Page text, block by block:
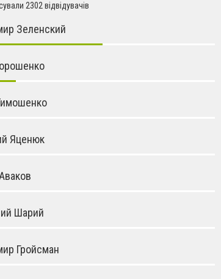
2302 відвідувачів
Зеленский
Яценюк
Шарий
Гройсман